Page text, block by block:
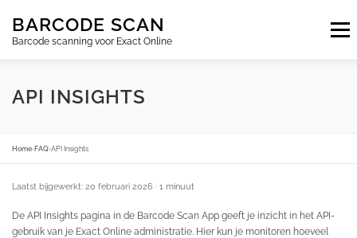
naarBARCODE SCAN
Barcode scanning voor Exact Online
Menu
ABONNEMENTEN
INLOGGEN
API INSIGHTS
Home›FAQ›API Insights
Laatst bijgewerkt: 20 februari 2026 · 1 minuut
De API Insights pagina in de Barcode Scan App geeft je inzicht in het API-
gebruik van je Exact Online administratie. Hier kun je monitoren hoeveel